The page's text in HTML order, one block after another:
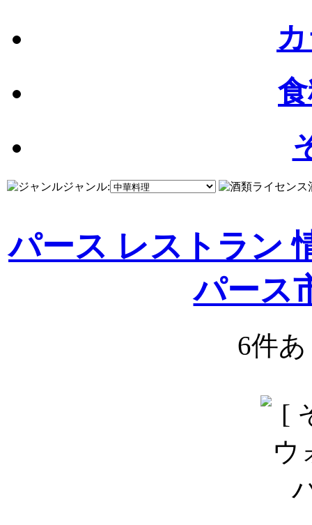
ジャンル:
パース レストラン
パース
6件